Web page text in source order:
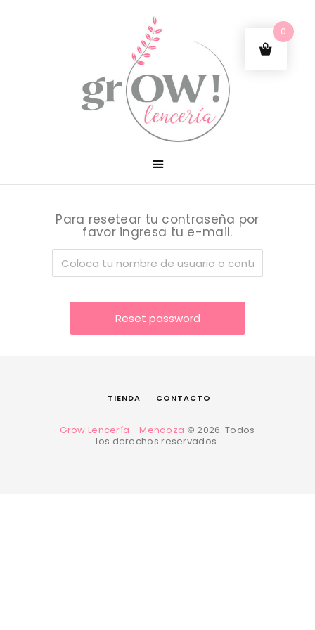
Para resetear tu contraseña por
favor ingresa tu e-mail.
TIENDA CONTACTO
Grow Lencería - Mendoza © 2026. Todos
los derechos reservados.
0